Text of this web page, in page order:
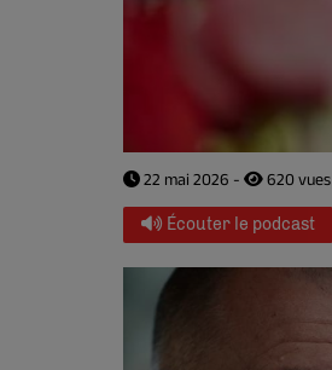
22 mai 2026 - 620 vues
Écouter le podcast